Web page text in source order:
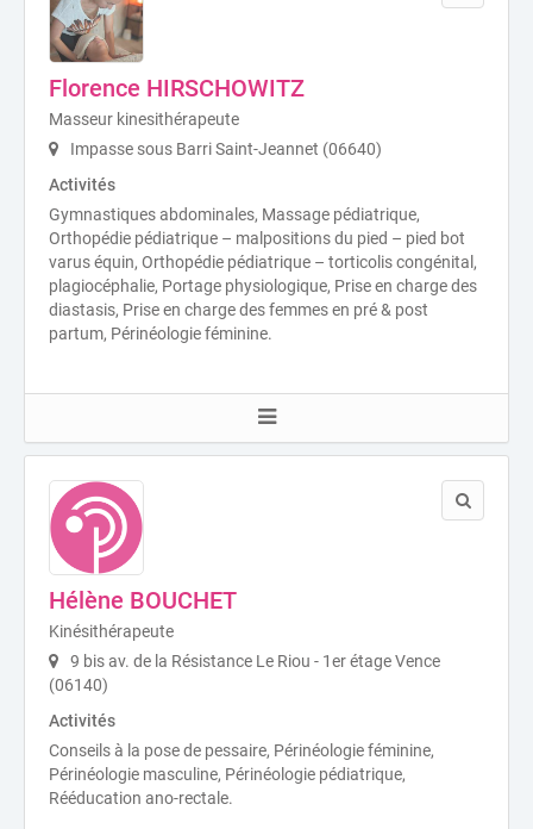
Florence HIRSCHOWITZ
Masseur kinesithérapeute
Impasse sous Barri Saint-Jeannet (06640)
Activités
Gymnastiques abdominales, Massage pédiatrique,
Orthopédie pédiatrique – malpositions du pied – pied bot
varus équin, Orthopédie pédiatrique – torticolis congénital,
plagiocéphalie, Portage physiologique, Prise en charge des
diastasis, Prise en charge des femmes en pré & post
partum, Périnéologie féminine.
Hélène BOUCHET
Kinésithérapeute
9 bis av. de la Résistance Le Riou - 1er étage Vence
(06140)
Activités
Conseils à la pose de pessaire, Périnéologie féminine,
Périnéologie masculine, Périnéologie pédiatrique,
Rééducation ano-rectale.